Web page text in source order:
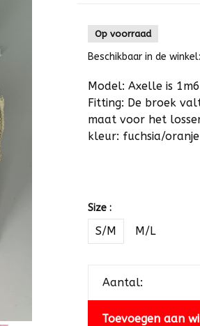
Op voorraad
Beschikbaar in de winkel:
Model: Axelle is
Fitting: De broek
maat voor het
kleur: fuchsia/oranje
Size :
S/M M/L
Aantal:
Toevoegen aan